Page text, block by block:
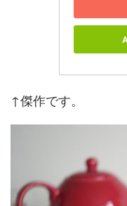
↑傑作です。